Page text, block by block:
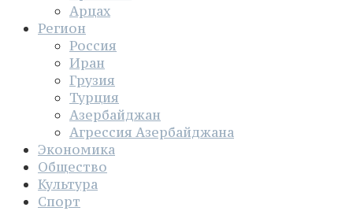
Арцах
Регион
Россия
Иран
Грузия
Турция
Азербайджан
Агрессия Азербайджана
Экономика
Общество
Культура
Спорт